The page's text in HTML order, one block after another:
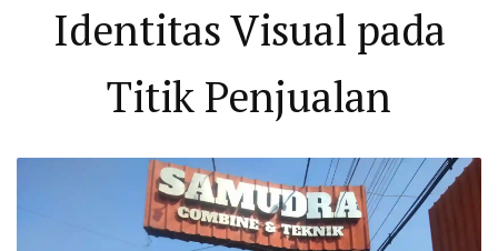
Identitas Visual pada
Titik Penjualan